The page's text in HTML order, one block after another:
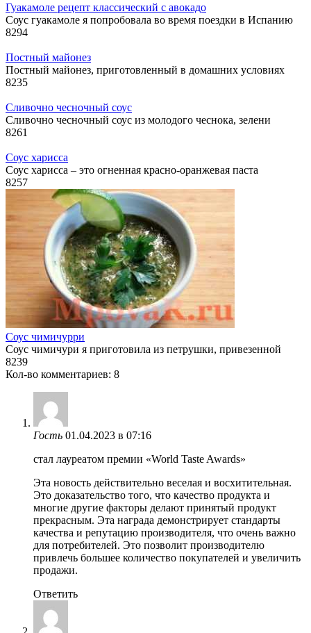
Гуакамоле рецепт классический с авокадо
Соус гуакамоле я попробовала во время поездки в Испанию
8294
Постный майонез
Постный майонез, приготовленный в домашних условиях
8235
Сливочно чесночный соус
Сливочно чесночный соус из молодого чеснока, зелени
8261
Соус харисса
Соус харисса – это огненная красно-оранжевая паста
8257
Соус чимичурри
Соус чимичури я приготовила из петрушки, привезенной
8239
Кол-во комментариев: 8
Гость 01.04.2023 в 07:16
стал лауреатом премии «World Taste Awards»
Эта новость действительно веселая и восхитительная.
Это доказательство того, что качество продукта и
многие другие факторы делают принятый продукт
прекрасным. Эта награда демонстрирует стандарты
качества и репутацию производителя, что очень важно
для потребителей. Это позволит производителю
привлечь большее количество покупателей и увеличить
продажи.
Ответить